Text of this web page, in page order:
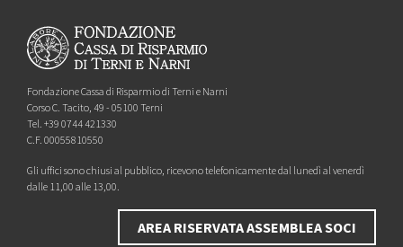
Fondazione Cassa di Risparmio di Terni e Narni
Corso C. Tacito, 49 - 05100 Terni
Tel. +39 0744 421330
C.F. 00055810550
Gli uffici sono chiusi al pubblico, ricevono telefonicamente dal lunedì al venerdì
dalle 11,00 alle 13,00.
AREA RISERVATA ASSEMBLEA SOCI